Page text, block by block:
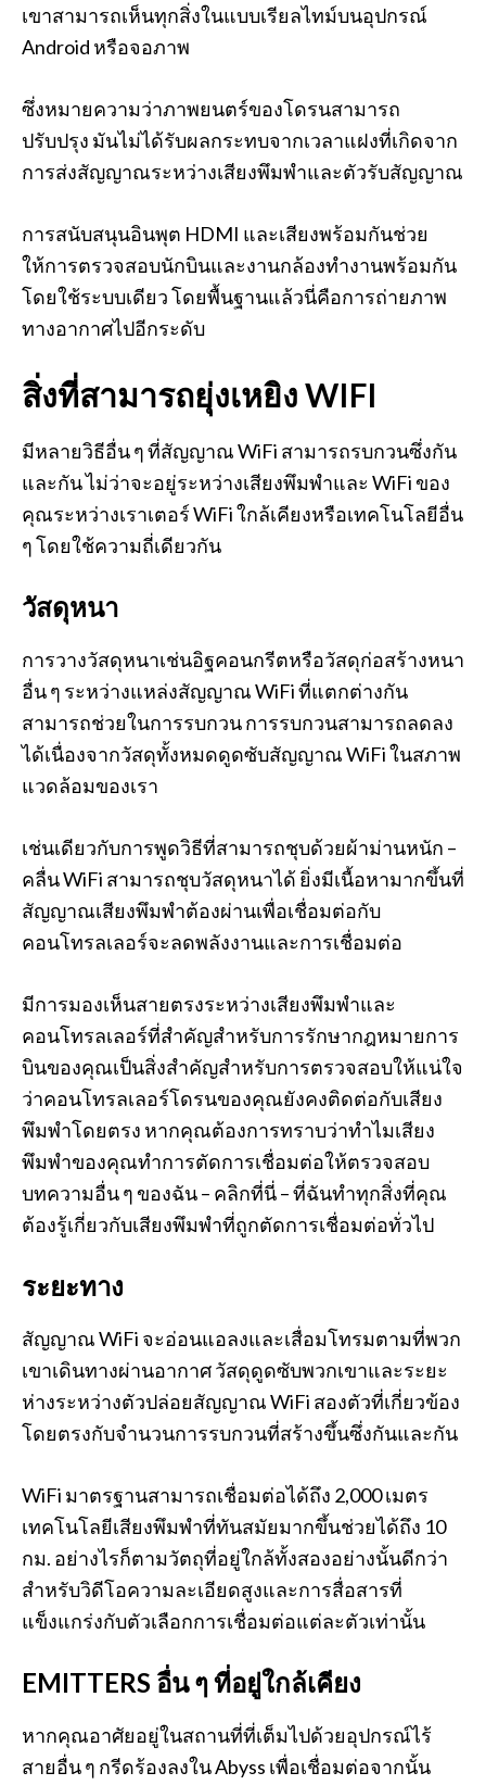
เขาสามารถเห็นทุกสิ่งในแบบเรียลไทม์บนอุปกรณ์
Android หรือจอภาพ
ซึ่งหมายความว่าภาพยนตร์ของโดรนสามารถ
ปรับปรุง มันไม่ได้รับผลกระทบจากเวลาแฝงที่เกิดจาก
การส่งสัญญาณระหว่างเสียงพึมพำและตัวรับสัญญาณ
การสนับสนุนอินพุต HDMI และเสียงพร้อมกันช่วย
ให้การตรวจสอบนักบินและงานกล้องทำงานพร้อมกัน
โดยใช้ระบบเดียว โดยพื้นฐานแล้วนี่คือการถ่ายภาพ
ทางอากาศไปอีกระดับ
สิ่งที่สามารถยุ่งเหยิง WIFI
มีหลายวิธีอื่น ๆ ที่สัญญาณ WiFi สามารถรบกวนซึ่งกัน
และกัน ไม่ว่าจะอยู่ระหว่างเสียงพึมพำและ WiFi ของ
คุณระหว่างเราเตอร์ WiFi ใกล้เคียงหรือเทคโนโลยีอื่น
ๆ โดยใช้ความถี่เดียวกัน
วัสดุหนา
การวางวัสดุหนาเช่นอิฐคอนกรีตหรือวัสดุก่อสร้างหนา
อื่น ๆ ระหว่างแหล่งสัญญาณ WiFi ที่แตกต่างกัน
สามารถช่วยในการรบกวน การรบกวนสามารถลดลง
ได้เนื่องจากวัสดุทั้งหมดดูดซับสัญญาณ WiFi ในสภาพ
แวดล้อมของเรา
เช่นเดียวกับการพูดวิธีที่สามารถชุบด้วยผ้าม่านหนัก –
คลื่น WiFi สามารถชุบวัสดุหนาได้ ยิ่งมีเนื้อหามากขึ้นที่
สัญญาณเสียงพึมพำต้องผ่านเพื่อเชื่อมต่อกับ
คอนโทรลเลอร์จะลดพลังงานและการเชื่อมต่อ
มีการมองเห็นสายตรงระหว่างเสียงพึมพำและ
คอนโทรลเลอร์ที่สำคัญสำหรับการรักษากฎหมายการ
บินของคุณเป็นสิ่งสำคัญสำหรับการตรวจสอบให้แน่ใจ
ว่าคอนโทรลเลอร์โดรนของคุณยังคงติดต่อกับเสียง
พึมพำโดยตรง หากคุณต้องการทราบว่าทำไมเสียง
พึมพำของคุณทำการตัดการเชื่อมต่อให้ตรวจสอบ
บทความอื่น ๆ ของฉัน – คลิกที่นี่ – ที่ฉันทำทุกสิ่งที่คุณ
ต้องรู้เกี่ยวกับเสียงพึมพำที่ถูกตัดการเชื่อมต่อทั่วไป
ระยะทาง
สัญญาณ WiFi จะอ่อนแอลงและเสื่อมโทรมตามที่พวก
เขาเดินทางผ่านอากาศ วัสดุดูดซับพวกเขาและระยะ
ห่างระหว่างตัวปล่อยสัญญาณ WiFi สองตัวที่เกี่ยวข้อง
โดยตรงกับจำนวนการรบกวนที่สร้างขึ้นซึ่งกันและกัน
WiFi มาตรฐานสามารถเชื่อมต่อได้ถึง 2,000 เมตร
เทคโนโลยีเสียงพึมพำที่ทันสมัยมากขึ้นช่วยได้ถึง 10
กม. อย่างไรก็ตามวัตถุที่อยู่ใกล้ทั้งสองอย่างนั้นดีกว่า
สำหรับวิดีโอความละเอียดสูงและการสื่อสารที่
แข็งแกร่งกับตัวเลือกการเชื่อมต่อแต่ละตัวเท่านั้น
EMITTERS อื่น ๆ ที่อยู่ใกล้เคียง
หากคุณอาศัยอยู่ในสถานที่ที่เต็มไปด้วยอุปกรณ์ไร้
สายอื่น ๆ กรีดร้องลงใน Abyss เพื่อเชื่อมต่อจากนั้น